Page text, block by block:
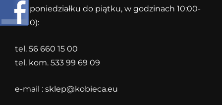
(od poniedziałku do piątku, w godzinach 10:00-
18:00):
tel. 56 660 15 00
tel. kom. 533 99 69 09
e-mail : sklep@kobieca.eu